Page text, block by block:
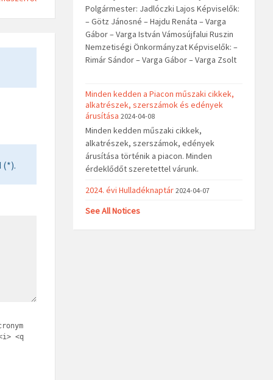
(*).
<q
Polgármester: Jadlóczki Lajos Képviselők:
– Götz Jánosné – Hajdu Renáta – Varga
Gábor – Varga István Vámosújfalui Ruszin
Nemzetiségi Önkormányzat Képviselők: –
Rimár Sándor – Varga Gábor – Varga Zsolt
Minden kedden a Piacon műszaki cikkek,
alkatrészek, szerszámok és edények
árusítása 2024-04-08
Minden kedden műszaki cikkek,
alkatrészek, szerszámok, edények
árusítása történik a piacon. Minden
érdeklődőt szeretettel várunk.
2024. évi Hulladéknaptár 2024-04-07
See All Notices